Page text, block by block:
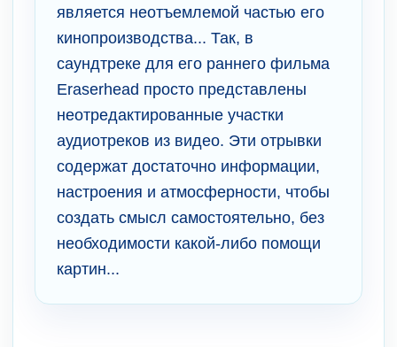
является неотъемлемой частью его
кинопроизводства... Так, в
саундтреке для его раннего фильма
Eraserhead просто представлены
неотредактированные участки
аудиотреков из видео. Эти отрывки
содержат достаточно информации,
настроения и атмосферности, чтобы
создать смысл самостоятельно, без
необходимости какой-либо помощи
картин...